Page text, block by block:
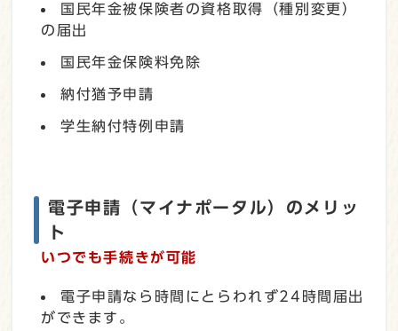
国民年金被保険者の資格取得（種別変更）
の届出
国民年金保険料免除
納付猶予申請
学生納付特例申請
電子申請（マイナポータル）のメリッ
ト
いつでも手続きが可能
電子申請なら時間にとらわれず24時間届出
ができます。